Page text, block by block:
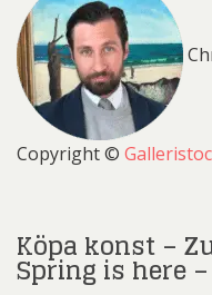
Copyright ©
Köpa konst –
Spring is here